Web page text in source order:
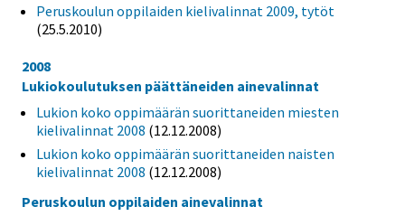
Peruskoulun oppilaiden kielivalinnat 2009, tytöt
(25.5.2010)
2008
Lukiokoulutuksen päättäneiden ainevalinnat
Lukion koko oppimäärän suorittaneiden miesten
kielivalinnat 2008 (12.12.2008)
Lukion koko oppimäärän suorittaneiden naisten
kielivalinnat 2008 (12.12.2008)
Peruskoulun oppilaiden ainevalinnat